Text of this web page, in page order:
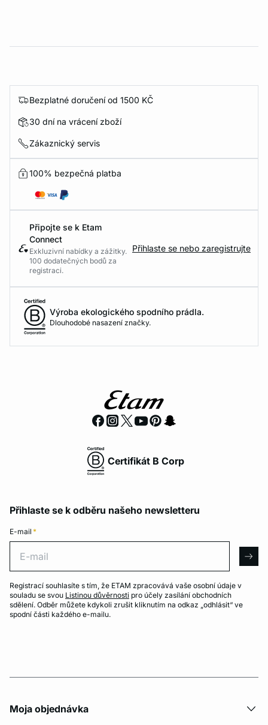
Bezplatné doručení od 1500 KČ
30 dní na vrácení zboží
Zákaznický servis
100% bezpečná platba
Připojte se k Etam
Connect
Exkluzivní nabídky a zážitky.
100 dodatečných bodů za
registraci.
Přihlaste se nebo zaregistrujte
Výroba ekologického spodního prádla.
Dlouhodobé nasazení značky.
Certifikát B Corp
Přihlaste se k odběru našeho newsletteru
E-mail *
Registrací souhlasíte s tím, že ETAM zpracovává vaše osobní údaje v
souladu se svou Listinou důvěrnosti pro účely zasílání obchodních
sdělení. Odběr můžete kdykoli zrušit kliknutím na odkaz „odhlásit“ ve
spodní části každého e-mailu.
Moja objednávka